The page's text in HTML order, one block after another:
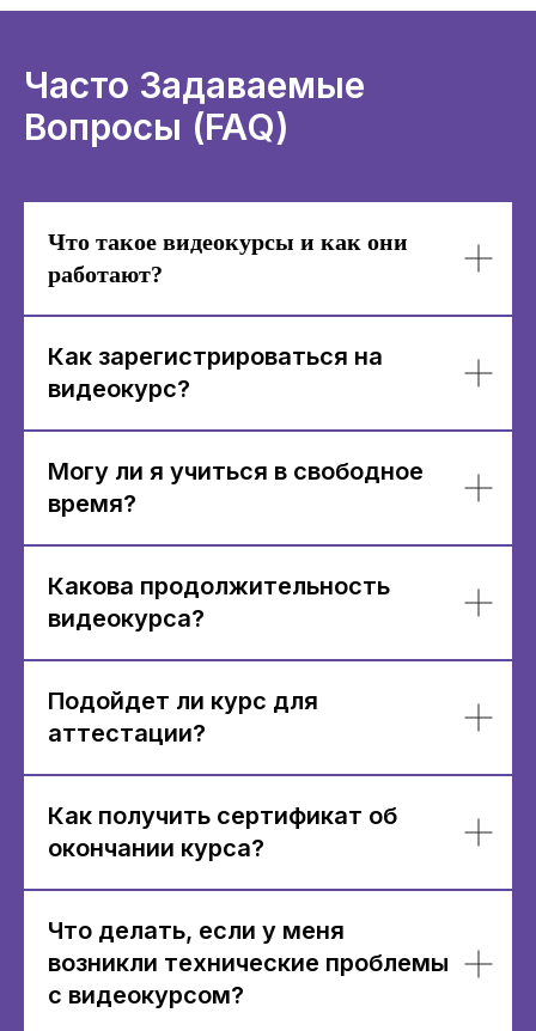
Часто Задаваемые
Вопросы (FAQ)
Что такое видеокурсы и как они
работают?
Как зарегистрироваться на
видеокурс?
Могу ли я учиться в свободное
время?
Какова продолжительность
видеокурса?
Подойдет ли курс для
аттестации?
Как получить сертификат об
окончании курса?
Что делать, если у меня
возникли технические проблемы
с видеокурсом?